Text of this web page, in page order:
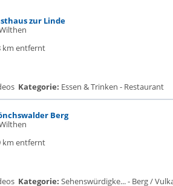
zur Linde
km entfernt
Kategorie: Essen & Trinken - Restaurant
Berg
km entfernt
Kategorie: Sehenswürdigke... - Berg /